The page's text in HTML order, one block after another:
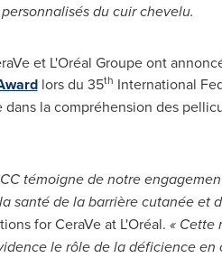
personnalisés du cuir chevelu.
et L'Oréal Groupe ont
lors du 35th International
dans la compréhension des
témoigne de notre
santé de la barrière cutanée et
for CeraVe at L'Oréal. « Cette
le rôle de la déficience